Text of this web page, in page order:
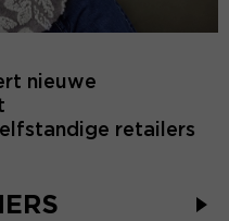
nieuwe
retailers